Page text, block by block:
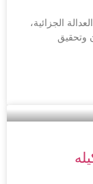
الجزائية،
وتحقيق